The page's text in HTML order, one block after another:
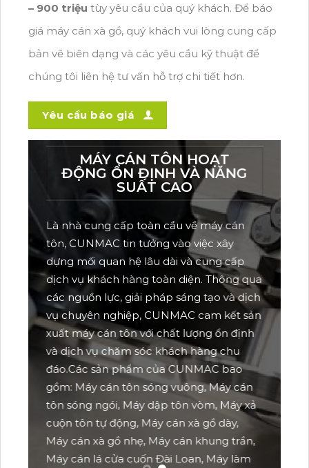
– 900 triệu tùy yêu cầu của quý khách. Để báo
giá máy cán xà gồ, quý khách vui lòng cung cấp
bản vẽ biên dạng và các yêu cầu kỹ thuật để
chúng tôi liên hệ tư vấn hỗ trợ chi tiết hơn.
Yêu cầu báo giá
GIỚI THIỆU CUNMAC
Là doanh nghiệp có hơn 15 năm kinh
nghiệm trong việc thiết kế và chế tạo các
loại máy cán kim loại, phục vụ cho ngành
thép tại Việt Nam. Dựa trên nguồn lực hiện
có về đội ngũ kỹ sư, nhà xưởng và máy móc
chuyên dùng, CUNMAC cam kết mang đến
cho khách hàng sản phẩm đạt chất lượng
ổn định và dịch vụ khách hàng chu đáo.
Với đội ngũ kỹ sư giàu kinh nghiệm,
CUNMAC cung cấp dịch vụ hỗ trợ kỹ thuật
24/7, giúp khách hàng yên tâm khi sử dụng
sản phẩm trong thời gian dài. CUNMAC
đồng hành với khách hàng trong việc tư
vấn sản phẩm cũng như xuyên suốt quá
trình sử dụng sản phẩm.